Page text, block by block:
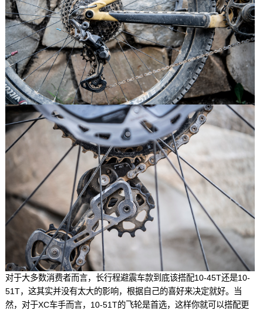
对于大多数消费者而言，长行程避震车款到底该搭配10-45T还是10-
51T，这其实并没有太大的影响，根据自己的喜好来决定就好。当
然，对于XC车手而言，10-51T的飞轮是首选，这样你就可以搭配更